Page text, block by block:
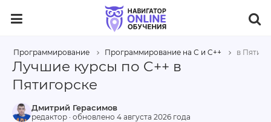
Программирование Программирование на С и C++ в
Лучшие курсы по C++ в
Пятигорске
Дмитрий Герасимов
редактор · обновлено 4 августа 2026 года